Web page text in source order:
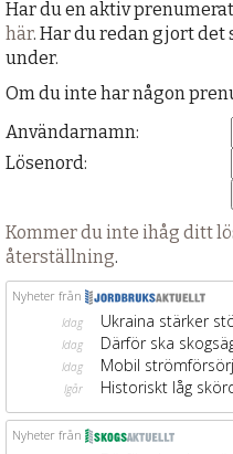
Har du en aktiv
här. Har du redan gjort
under.
Om du inte har någon
Användarnamn:
Lösenord:
Kommer du inte ihåg ditt
återställning.